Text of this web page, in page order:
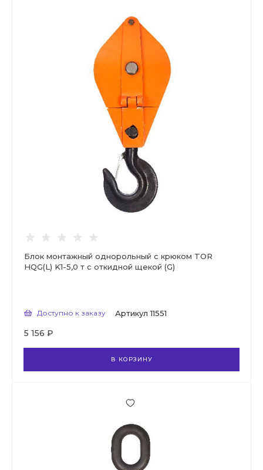
Блок монтажный однорольный с крюком TOR
HQG(L) K1-5,0 т с откидной щекой (G)
Доступно к заказу Артикул 11551
5 156 ₽
В КОРЗИНУ